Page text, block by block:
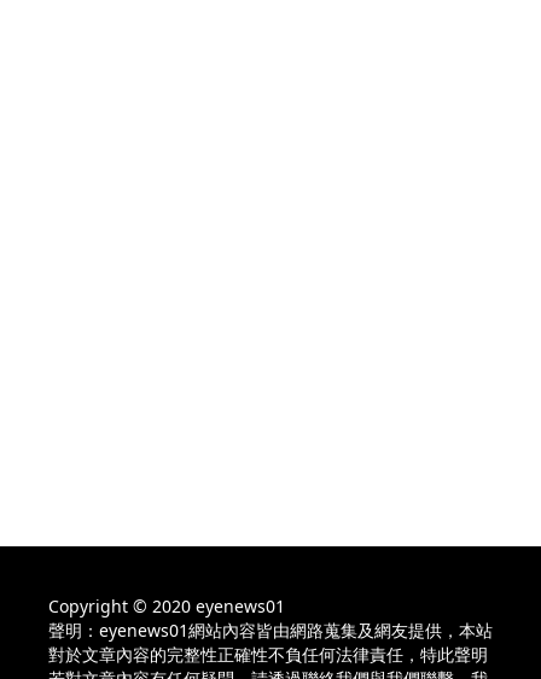
Copyright © 2020 eyenews01
聲明：eyenews01網站內容皆由網路蒐集及網友提供，本站
對於文章內容的完整性正確性不負任何法律責任，特此聲明